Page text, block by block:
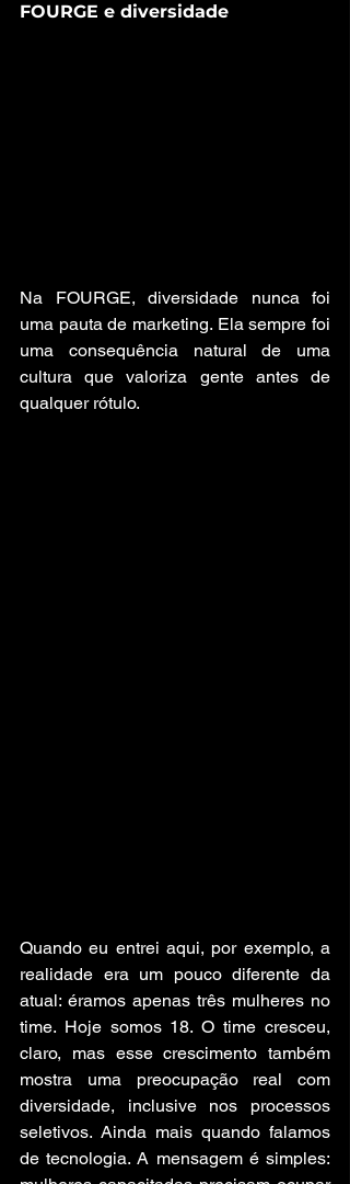
FOURGE e diversidade
Na FOURGE, diversidade nunca foi
uma pauta de marketing. Ela sempre foi
uma consequência natural de uma
cultura que valoriza gente antes de
qualquer rótulo.
Quando eu entrei aqui, por exemplo, a
realidade era um pouco diferente da
atual: éramos apenas três mulheres no
time. Hoje somos 18. O time cresceu,
claro, mas esse crescimento também
mostra uma preocupação real com
diversidade, inclusive nos processos
seletivos. Ainda mais quando falamos
de tecnologia. A mensagem é simples: